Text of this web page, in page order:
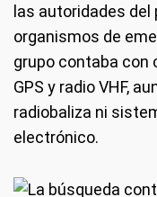
las autoridades del
organismos de
grupo contaba con
GPS y radio VHF,
radiobaliza ni
electrónico.